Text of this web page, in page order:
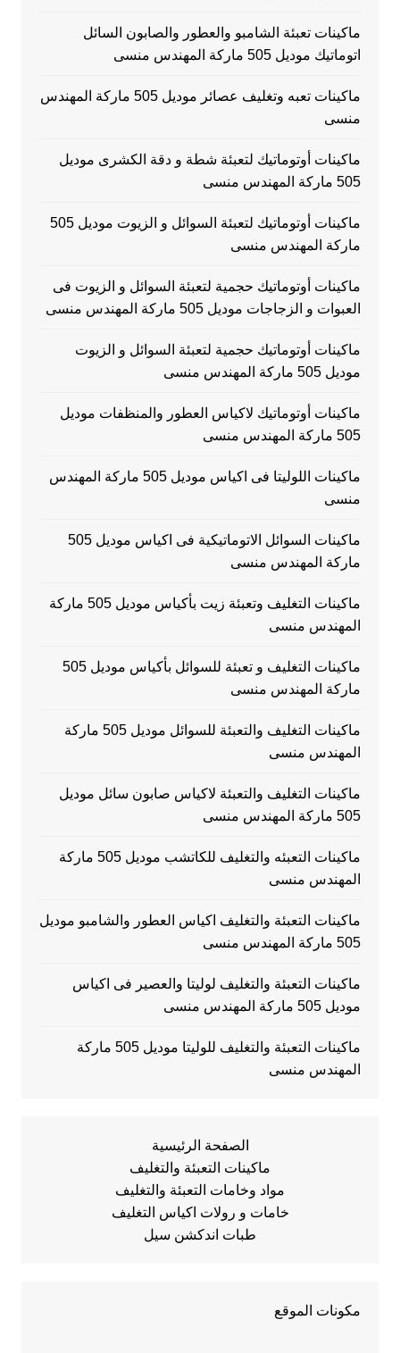
ماكينات تعبئة الشامبو والعطور والصابون السائل
اتوماتيك موديل 505 ماركة المهندس منسى
ماكينات تعبه وتغليف عصائر موديل 505 ماركة المهندس
منسى
ماكينات أوتوماتيك لتعبئة شطة و دقة الكشرى موديل
505 ماركة المهندس منسى
ماكينات أوتوماتيك لتعبئة السوائل و الزيوت موديل 505
ماركة المهندس منسى
ماكينات أوتوماتيك حجمية لتعبئة السوائل و الزيوت فى
العبوات و الزجاجات موديل 505 ماركة المهندس منسى
ماكينات أوتوماتيك حجمية لتعبئة السوائل و الزيوت
موديل 505 ماركة المهندس منسى
ماكينات أوتوماتيك لاكياس العطور والمنظفات موديل
505 ماركة المهندس منسى
ماكينات اللوليتا فى اكياس موديل 505 ماركة المهندس
منسى
ماكينات السوائل الاتوماتيكية فى اكياس موديل 505
ماركة المهندس منسى
ماكينات التغليف وتعبئة زيت بأكياس موديل 505 ماركة
المهندس منسى
ماكينات التغليف و تعبئة للسوائل بأكياس موديل 505
ماركة المهندس منسى
ماكينات التغليف والتعبئة للسوائل موديل 505 ماركة
المهندس منسى
ماكينات التغليف والتعبئة لاكياس صابون سائل موديل
505 ماركة المهندس منسى
ماكينات التعبئه والتغليف للكاتشب موديل 505 ماركة
المهندس منسى
ماكينات التعبئة والتغليف اكياس العطور والشامبو موديل
505 ماركة المهندس منسى
ماكينات التعبئة والتغليف لوليتا والعصير فى اكياس
موديل 505 ماركة المهندس منسى
ماكينات التعبئة والتغليف للوليتا موديل 505 ماركة
المهندس منسى
الصفحة الرئيسية
ماكينات التعبئة والتغليف
مواد وخامات التعبئة والتغليف
خامات و رولات اكياس التغليف
طبات اندكشن سيل
مكونات الموقع